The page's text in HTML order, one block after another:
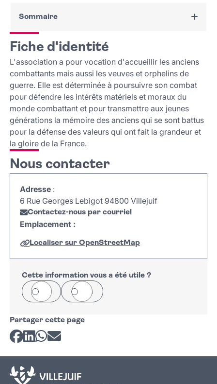
Sommaire
Fiche d'identité
Nous contacter
Fiche d'identité
L'association a pour vocation d'accueillir les anciens
combattants mais aussi les veuves et orphelins de
guerre. Elle est déterminée à poursuivre son combat
pour défendre les intérêts matériels et moraux du
monde combattant et pour transmettre aux jeunes
générations la mémoire des anciens qui se sont battus
pour la défense des valeurs qui ont fait la grandeur et
la gloire de la France.
Nous contacter
Adresse :
6 Rue Georges Lebigot 94800 Villejuif
Contactez-nous par courriel
Emplacement :
Localiser sur OpenStreetMap
+
−
Leaflet
Cette information vous a été utile ?
Oui Non
Partager cette page
Partager sur Facebook
Partager sur LinkedIn
Partager sur Whatsapp
Partager par courriel